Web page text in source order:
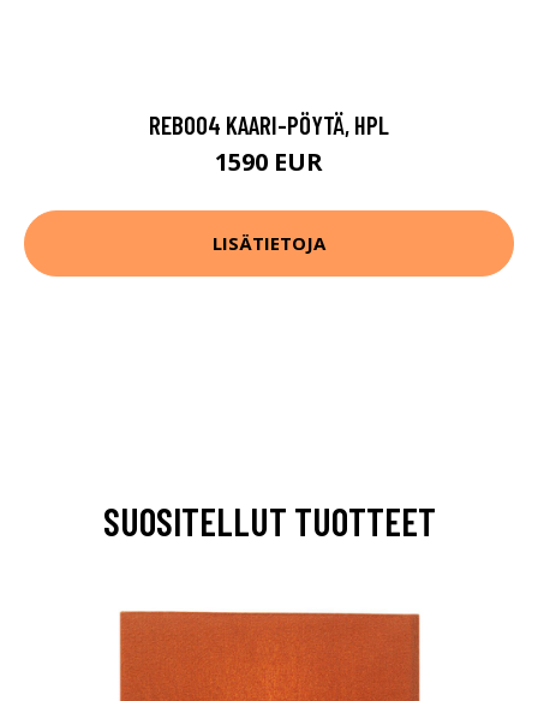
REB004 KAARI-PÖYTÄ, HPL
1590 EUR
LISÄTIETOJA
SUOSITELLUT TUOTTEET